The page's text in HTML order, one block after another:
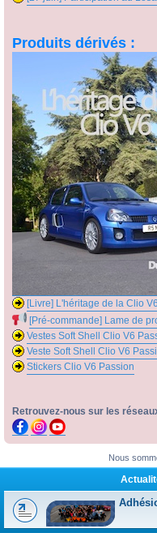
Produits dérivés :
[Livre] L'héritage de la Clio V6
[Pré-commande] Lame de
Vestes Soft Shell Clio V6
Veste Soft Shell Clio V6
Stickers Clio V6 Passion
Retrouvez-nous sur les
Nous